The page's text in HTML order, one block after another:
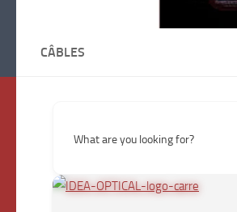
CÂBLES
What are you looking for?